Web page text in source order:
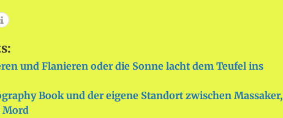
und Flanieren oder die Sonne lacht dem Teufel ins
Book und der eigene Standort zwischen Massaker,
Mord